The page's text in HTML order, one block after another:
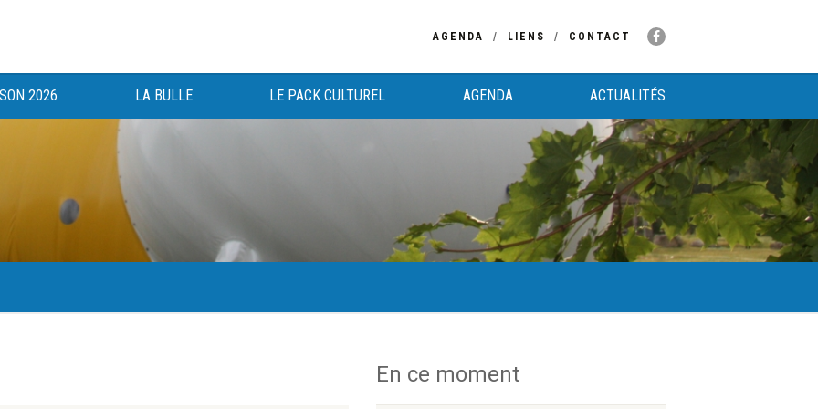
AGENDA LIENS CONTACT
2026 LA BULLE LE PACK CULTUREL AGENDA ACTUALITÉS
au bénéfice des haut-saônois depuis 1983. En ce moment